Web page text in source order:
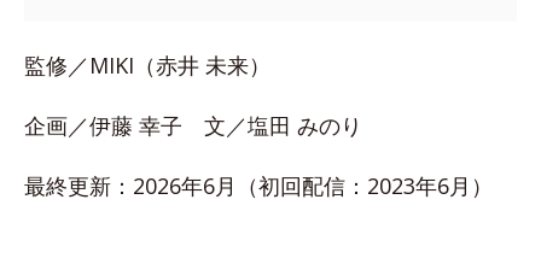
監修／MIKI（赤井 未来）
企画／伊藤 幸子 文／塩田 みのり
最終更新：2026年6月（初回配信：2023年6月）